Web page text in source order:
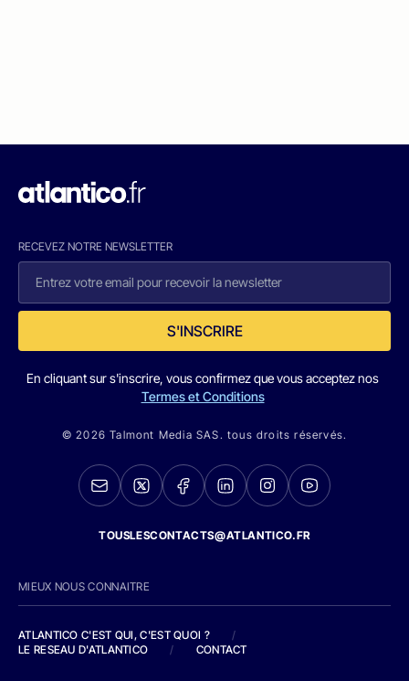
RECEVEZ NOTRE NEWSLETTER
S'INSCRIRE
En cliquant sur s'inscrire, vous confirmez que vous acceptez nos
Termes et Conditions
© 2026 Talmont Media SAS. tous droits réservés.
TOUSLESCONTACTS@ATLANTICO.FR
MIEUX NOUS CONNAITRE
ATLANTICO C'EST QUI, C'EST QUOI ?
/
LE RESEAU D'ATLANTICO
/ CONTACT